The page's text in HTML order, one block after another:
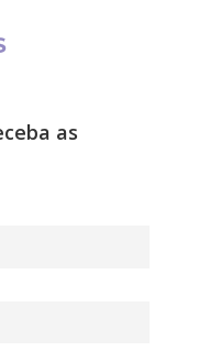
as